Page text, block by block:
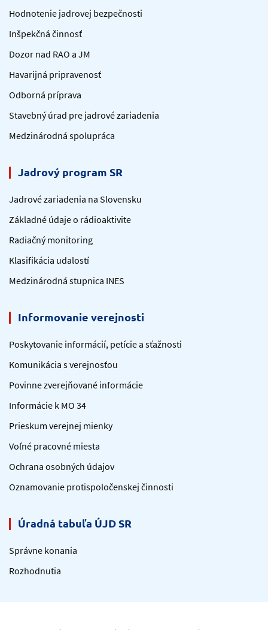
Hodnotenie jadrovej bezpečnosti
Inšpekčná činnosť
Dozor nad RAO a JM
Havarijná pripravenosť
Odborná príprava
Stavebný úrad pre jadrové zariadenia
Medzinárodná spolupráca
Jadrový program SR
Jadrové zariadenia na Slovensku
Základné údaje o rádioaktivite
Radiačný monitoring
Klasifikácia udalostí
Medzinárodná stupnica INES
Informovanie verejnosti
Poskytovanie informácií, petície a sťažnosti
Komunikácia s verejnosťou
Povinne zverejňované informácie
Informácie k MO 34
Prieskum verejnej mienky
Voľné pracovné miesta
Ochrana osobných údajov
Oznamovanie protispoločenskej činnosti
Úradná tabuľa ÚJD SR
Správne konania
Rozhodnutia